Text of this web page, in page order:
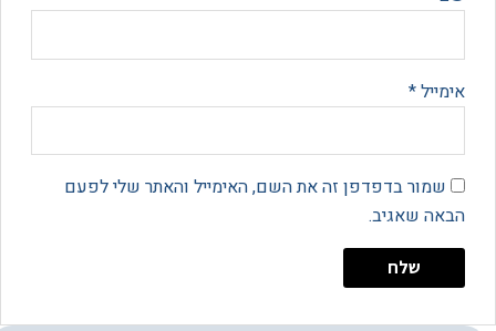
בדפדפן זה את השם, האימייל והאתר שלי לפעם
שאגיב.